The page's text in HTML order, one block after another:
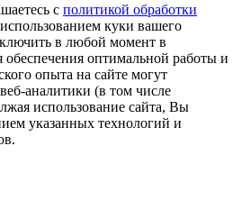
с политикой обработки
куки вашего
в любой момент в
обеспечения оптимальной работы и
опыта на сайте могут
аналитики (в том числе
использование сайта, Вы
указанных технологий и